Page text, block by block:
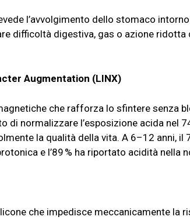
l’avvolgimento dello stomaco
difficoltà digestiva, gas o azione ridotta
Augmentation (LINX)
che rafforza lo sfintere senza
di normalizzare l’esposizione acida nel
la qualità della vita. A 6–12 anni, il
e l’89 % ha riportato acidità nella
che impedisce meccanicamente la